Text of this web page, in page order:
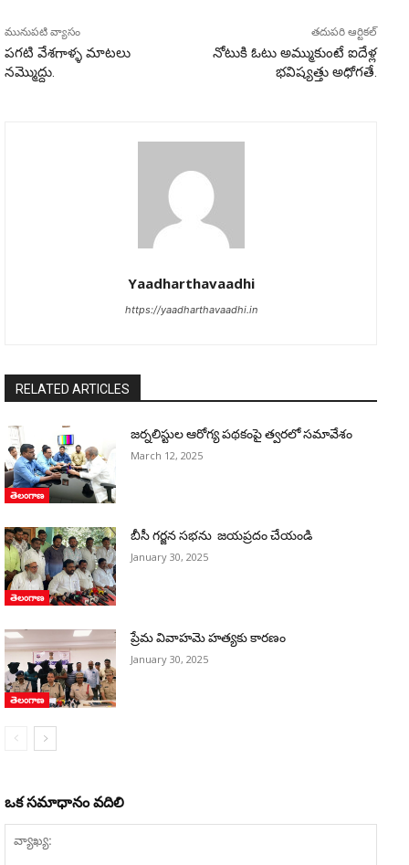
మునుపటి వ్యాసం
పగటి వేశగాళ్ళ మాటలు
నమ్మొద్దు.
తదుపరి ఆర్టికల్
నోటుకి ఓటు అమ్ముకుంటే ఐదేళ్ల
భవిష్యత్తు అధోగతే.
Yaadharthavaadhi
https://yaadharthavaadhi.in
RELATED ARTICLES
తెలంగాణ
జర్నలిస్టుల ఆరోగ్య పథకంపై త్వరలో సమావేశం
March 12, 2025
తెలంగాణ
బీసీ గర్జన సభను జయప్రదం చేయండి
January 30, 2025
తెలంగాణ
ప్రేమ వివాహమె హత్యకు కారణం
January 30, 2025
ఒక సమాధానం వదిలి